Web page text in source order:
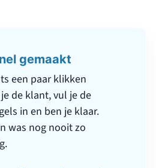
Zo weet je zeker
klopt.
voor je klant
de betaalinstructies
centraal op de factuur.